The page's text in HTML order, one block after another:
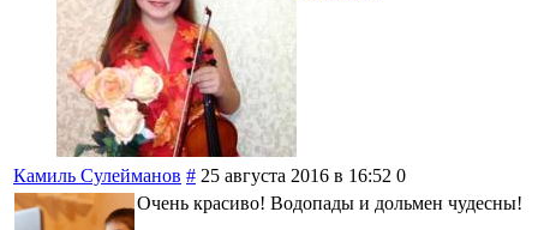
Камиль Сулейманов # 25 августа 2016 в 16:52 0
Очень красиво! Водопады и дольмен чудесны!